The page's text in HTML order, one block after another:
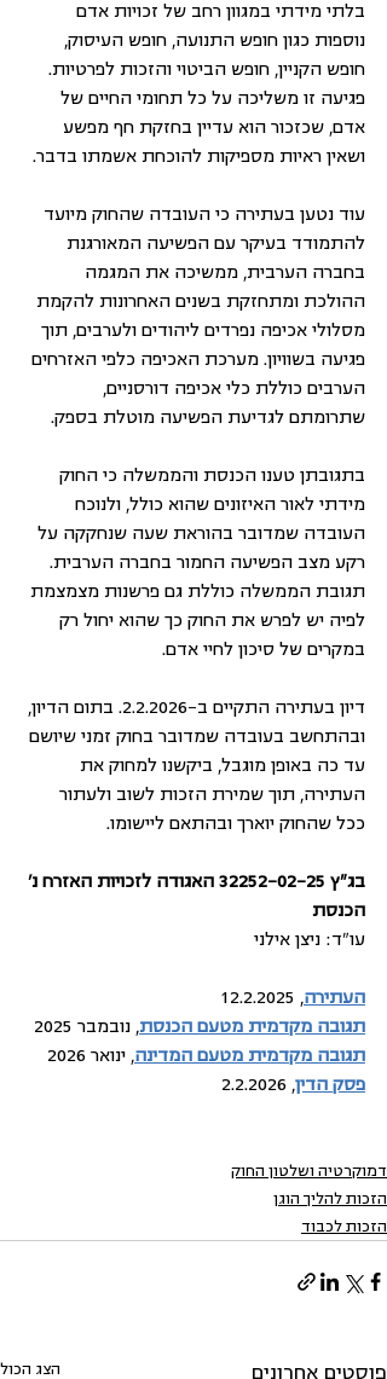
בלתי מידתי במגוון רחב של זכויות אדם
נוספות כגון חופש התנועה, חופש העיסוק,
חופש הקניין, חופש הביטוי והזכות לפרטיות.
פגיעה זו משליכה על כל תחומי החיים של
אדם, שכזכור הוא עדיין בחזקת חף מפשע
ושאין ראיות מספיקות להוכחת אשמתו בדבר.
עוד נטען בעתירה כי העובדה שהחוק מיועד
להתמודד בעיקר עם הפשיעה המאורגנת
בחברה הערבית, ממשיכה את המגמה
ההולכת ומתחזקת בשנים האחרונות להקמת
מסלולי אכיפה נפרדים ליהודים ולערבים, תוך
פגיעה בשוויון. מערכת האכיפה כלפי האזרחים
הערבים כוללת כלי אכיפה דורסניים,
שתרומתם לגדיעת הפשיעה מוטלת בספק.
בתגובתן טענו הכנסת והממשלה כי החוק
מידתי לאור האיזונים שהוא כולל, ולנוכח
העובדה שמדובר בהוראת שעה שנחקקה על
רקע מצב הפשיעה החמור בחברה הערבית.
תגובת הממשלה כוללת גם פרשנות מצמצמת
לפיה יש לפרש את החוק כך שהוא יחול רק
במקרים של סיכון לחיי אדם.
דיון בעתירה התקיים ב-2.2.2026. בתום הדיון,
ובהתחשב בעובדה שמדובר בחוק זמני שיושם
עד כה באופן מוגבל, ביקשנו למחוק את
העתירה, תוך שמירת הזכות לשוב ולעתור
ככל שהחוק יוארך ובהתאם ליישומו.
בג"ץ 32252-02-25 האגודה לזכויות האזרח נ'
הכנסת
עו"ד: ניצן אילני
העתירה, 12.2.2025
תגובה מקדמית מטעם הכנסת, נובמבר 2025
תגובה מקדמית מטעם המדינה, ינואר 2026
פסק הדין, 2.2.2026
דמוקרטיה ושלטון החוק
הזכות להליך הוגן
הזכות לכבוד
פוסטים אחרונים הצג הכול